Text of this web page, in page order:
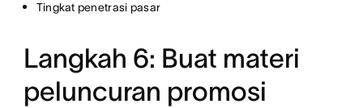
Tingkat penetrasi pasar
Langkah 6: Buat materi
peluncuran promosi